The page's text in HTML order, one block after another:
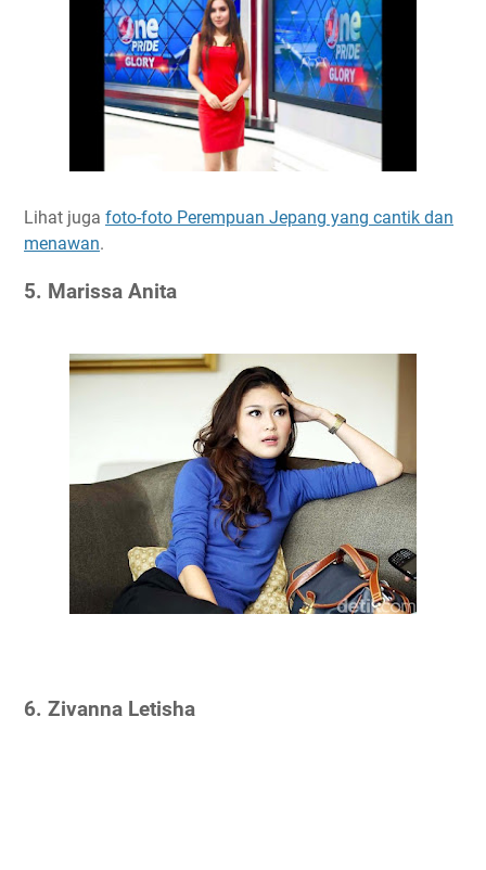
Lihat juga foto-foto Perempuan Jepang yang cantik dan
menawan.
5. Marissa Anita
6. Zivanna Letisha